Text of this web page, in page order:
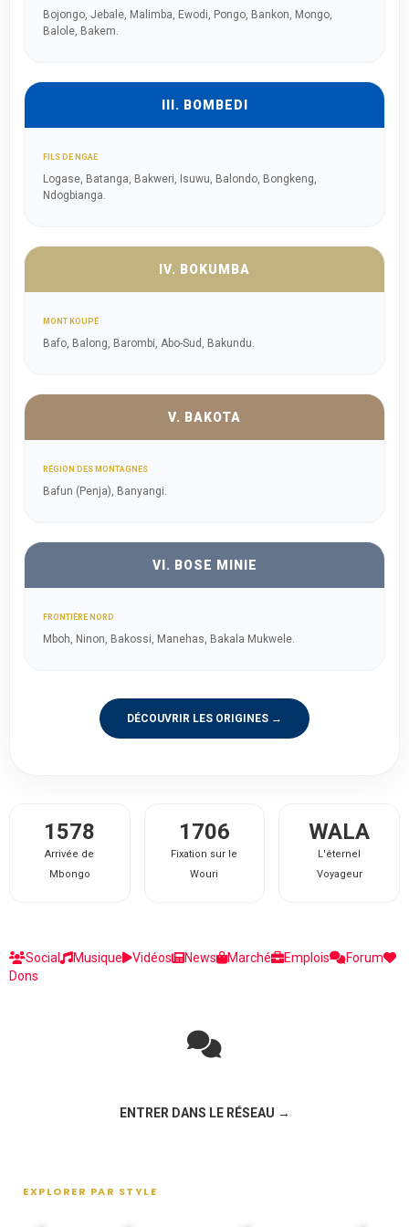
Bojongo, Jebale, Malimba, Ewodi, Pongo, Bankon, Mongo,
Balole, Bakem.
III. BOMBEDI
FILS DE NGAE
Logase, Batanga, Bakweri, Isuwu, Balondo, Bongkeng,
Ndogbianga.
IV. BOKUMBA
MONT KOUPÉ
Bafo, Balong, Barombi, Abo-Sud, Bakundu.
V. BAKOTA
RÉGION DES MONTAGNES
Bafun (Penja), Banyangi.
VI. BOSE MINIE
FRONTIÈRE NORD
Mboh, Ninon, Bakossi, Manehas, Bakala Mukwele.
DÉCOUVRIR LES ORIGINES →
1578
Arrivée de
Mbongo
1706
Fixation sur le
Wouri
WALA
L'éternel
Voyageur
Social Musique Vidéos News Marché Emplois
Forum
Dons
ENTRER DANS LE RÉSEAU →
EXPLORER PAR STYLE